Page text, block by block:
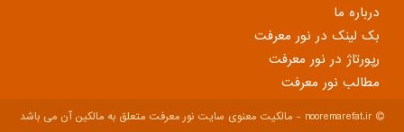
درباره ما
بک لینک در نور معرفت
رپورتاژ در نور معرفت
مطالب نور معرفت